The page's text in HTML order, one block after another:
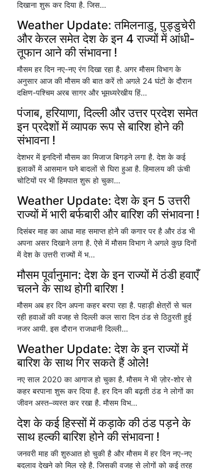
दिखाना शुरू कर दिया है. जिस…
Weather Update: तमिलनाडु, पुड्डुचेरी
और केरल समेत देश के इन 4 राज्यों में आंधी-
तूफान आने की संभावना !
मौसम हर दिन नए-नए रंग दिखा रहा है. अगर मौसम विभाग के
अनुसार आज की मौसम की बात करें तो अगले 24 घंटों के दौरान
दक्षिण-पश्चिम अरब सागर और भूमध्यरेखीय हिं…
पंजाब, हरियाणा, दिल्ली और उत्तर प्रदेश समेत
इन प्रदेशों में व्यापक रूप से बारिश होने की
संभावना !
देशभर में इनदिनों मौसम का मिजाज बिगड़ने लगा है. देश के कई
इलाकों में आसमान घने बादलों से घिरा हुआ है. हिमालय की ऊंची
चोटियों पर भी हिमपात शुरू हो चुका…
Weather Update: देश के इन 5 उत्तरी
राज्यों में भारी बर्फबारी और बारिश की संभावना !
दिसंबर माह का आधा माह समाप्त होने की कगार पर है और ठंड भी
अपना असर दिखाने लगा है. ऐसे में मौसम विभाग ने अगले कुछ दिनों
में देश के उत्तरी राज्यों में भ…
मौसम पूर्वानुमान: देश के इन राज्यों में ठंडी हवाएँ
चलने के साथ होगी बारिश !
मौसम अब हर दिन अपना कहर बरपा रहा है. पहाड़ी क्षेत्रों से चल
रही हवाओं की वजह से दिल्ली कल सारा दिन ठंड से ठिठुरती हुई
नजर आयी. इस दौरान राजधानी दिल्ली…
Weather Update: देश के इन राज्यों में
बारिश के साथ गिर सकते हैं ओले!
नए साल 2020 का आगाज हो चुका है. मौसम ने भी ज़ोर-शोर से
कहर बरपाना शुरू कर दिया है. हर दिन की बढ़ती ठंड ने लोगों का
जीवन अस्त–व्यस्त कर रखा है. मौसम विभ…
देश के कई हिस्सों में कड़ाके की ठंड पड़ने के
साथ हल्की बारिश होने की संभावना !
जनवरी माह की शुरुआत हो चुकी है और मौसम में हर दिन नए-नए
बदलाव देखने को मिल रहे है. जिसकी वजह से लोगों को कई तरह